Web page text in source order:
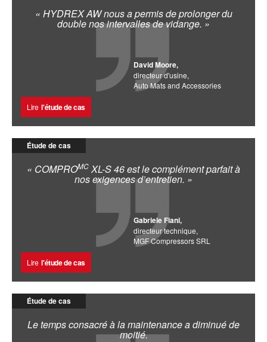
« HYDREX AW nous a permis de prolonger du
double nos intervalles de vidange. »
David Moore,
directeur d'usine,
Auto Mats and Accessories
Lire l'étude de cas
Étude de cas
« COMPROMC XL-S 46 est le complément parfait à
nos exigences d’entretien. »
Gabriele Fiani,
directeur technique,
MGF Compressors SRL
Lire l'étude de cas
Étude de cas
Le temps consacré à la maintenance a diminué de
moitié.